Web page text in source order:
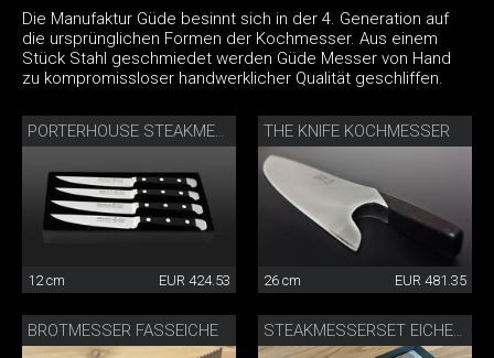
Die Manufaktur Güde besinnt sich in der 4. Generation auf
die ursprünglichen Formen der Kochmesser. Aus einem
Stück Stahl geschmiedet werden Güde Messer von Hand
zu kompromissloser handwerklicher Qualität geschliffen.
PORTERHOUSE STEAKMESSERSET
12 cm EUR 424.53
THE KNIFE KOCHMESSER
26 cm EUR 481.35
BROTMESSER FASSEICHE